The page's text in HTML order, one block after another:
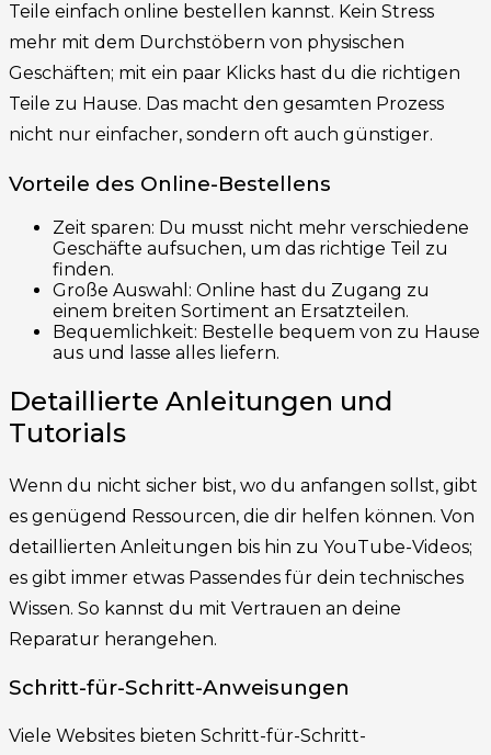
Teile einfach online bestellen kannst. Kein Stress
mehr mit dem Durchstöbern von physischen
Geschäften; mit ein paar Klicks hast du die richtigen
Teile zu Hause. Das macht den gesamten Prozess
nicht nur einfacher, sondern oft auch günstiger.
Vorteile des Online-Bestellens
Zeit sparen: Du musst nicht mehr verschiedene
Geschäfte aufsuchen, um das richtige Teil zu
finden.
Große Auswahl: Online hast du Zugang zu
einem breiten Sortiment an Ersatzteilen.
Bequemlichkeit: Bestelle bequem von zu Hause
aus und lasse alles liefern.
Detaillierte Anleitungen und
Tutorials
Wenn du nicht sicher bist, wo du anfangen sollst, gibt
es genügend Ressourcen, die dir helfen können. Von
detaillierten Anleitungen bis hin zu YouTube-Videos;
es gibt immer etwas Passendes für dein technisches
Wissen. So kannst du mit Vertrauen an deine
Reparatur herangehen.
Schritt-für-Schritt-Anweisungen
Viele Websites bieten Schritt-für-Schritt-